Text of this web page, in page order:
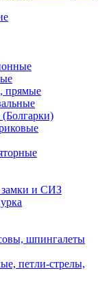
прямые
замки и СИЗ
шпингалеты
петли-стрелы,